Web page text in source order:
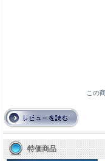
この
特価商品